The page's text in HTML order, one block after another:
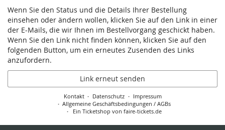
Wenn Sie den Status und die Details Ihrer Bestellung
einsehen oder ändern wollen, klicken Sie auf den Link in einer
der E-Mails, die wir Ihnen im Bestellvorgang geschickt haben.
Wenn Sie den Link nicht finden können, klicken Sie auf den
folgenden Button, um ein erneutes Zusenden des Links
anzufordern.
Link erneut senden
Kontakt Datenschutz
Impressum
Allgemeine Geschäftsbedingungen / AGBs
Ein Ticketshop von faire-tickets.de